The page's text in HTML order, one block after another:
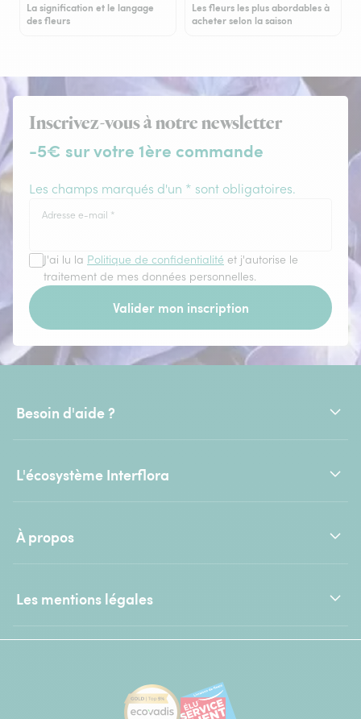
La signification et le langage
des fleurs
Les fleurs les plus abordables à
acheter selon la saison
Inscrivez-vous à notre newsletter
-5€ sur votre 1ère commande
Les champs marqués d'un * sont obligatoires.
Adresse e-mail *
J'ai lu la Politique de confidentialité et j'autorise le
traitement de mes données personnelles.
Valider mon inscription
Besoin d'aide ?
L'écosystème Interflora
À propos
Les mentions légales